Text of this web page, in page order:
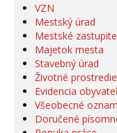
VZN
Mestský úrad
Mestské
Majetok mesta
Stavebný úrad
Životné prostredie
Evidencia
Všeobecné
Doručené